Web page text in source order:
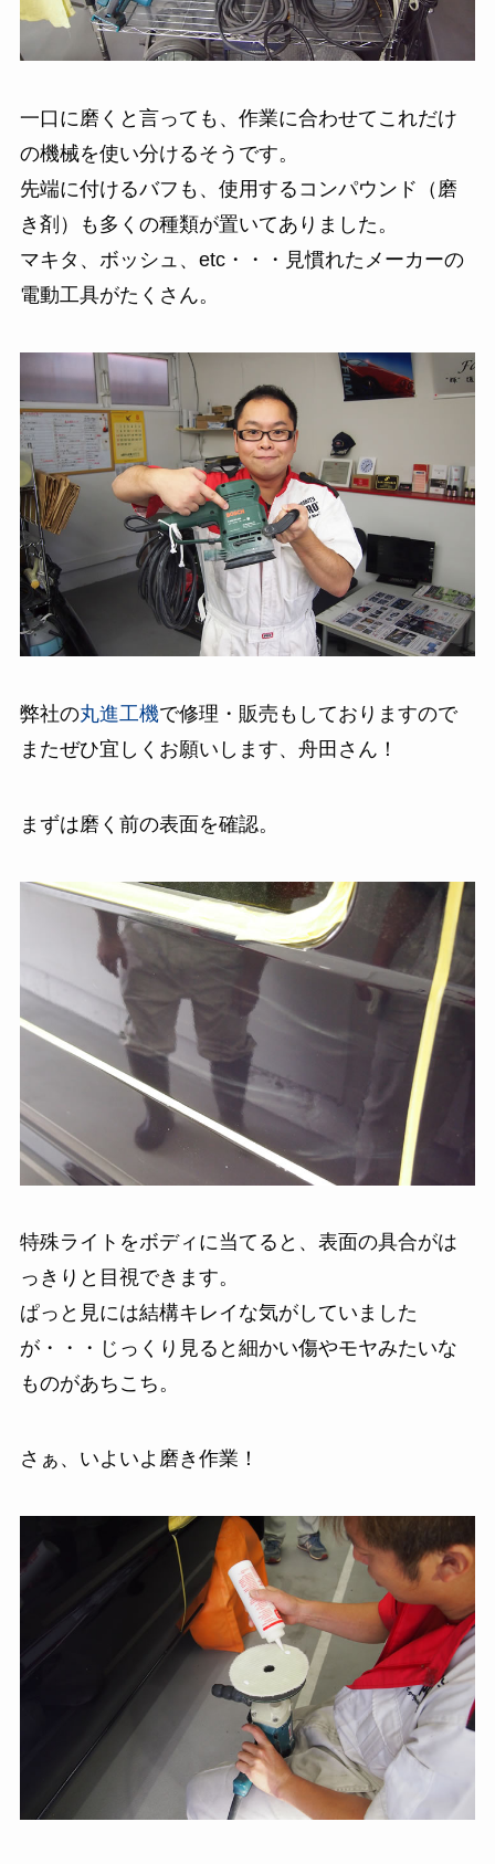
一口に磨くと言っても、作業に合わせてこれだけ
の機械を使い分けるそうです。
先端に付けるバフも、使用するコンパウンド（磨
き剤）も多くの種類が置いてありました。
マキタ、ボッシュ、etc・・・見慣れたメーカーの
電動工具がたくさん。
弊社の丸進工機で修理・販売もしておりますので
またぜひ宜しくお願いします、舟田さん！
まずは磨く前の表面を確認。
特殊ライトをボディに当てると、表面の具合がは
っきりと目視できます。
ぱっと見には結構キレイな気がしていました
が・・・じっくり見ると細かい傷やモヤみたいな
ものがあちこち。
さぁ、いよいよ磨き作業！